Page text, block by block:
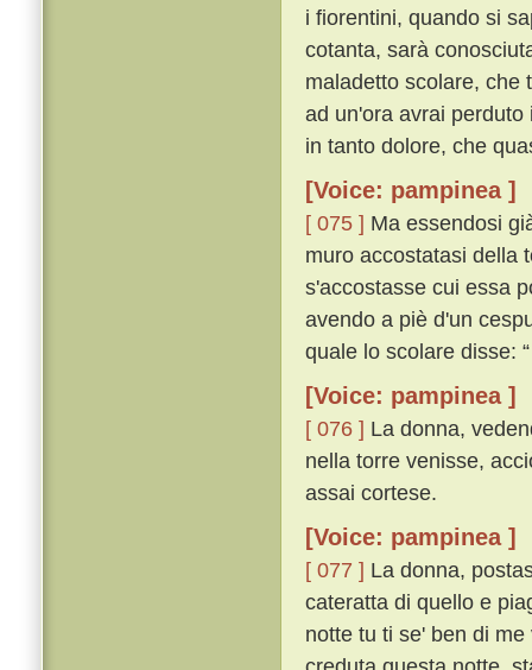
i fiorentini, quando si
cotanta, sarà
maladetto scolare, che
ad un'ora avrai perduto
in tanto dolore, che
[Voice: pampinea ]
[ 075 ] Ma essendosi
muro accostatasi della
s'accostasse cui essa
avendo a piè d'un
quale lo scolare disse:
[Voice: pampinea ]
[ 076 ] La donna,
nella torre venisse,
assai cortese.
[Voice: pampinea ]
[ 077 ] La donna,
cateratta di quello e
notte tu ti se' ben di